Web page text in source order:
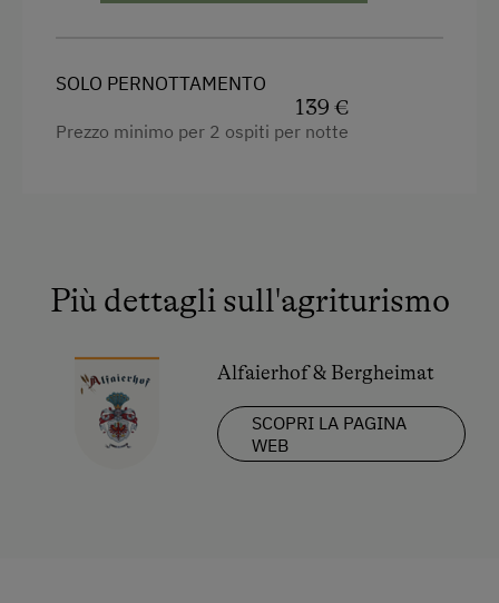
SOLO PERNOTTAMENTO
139 €
Prezzo minimo per 2 ospiti per notte
Più dettagli sull'agriturismo
Alfaierhof & Bergheimat
SCOPRI LA PAGINA
WEB